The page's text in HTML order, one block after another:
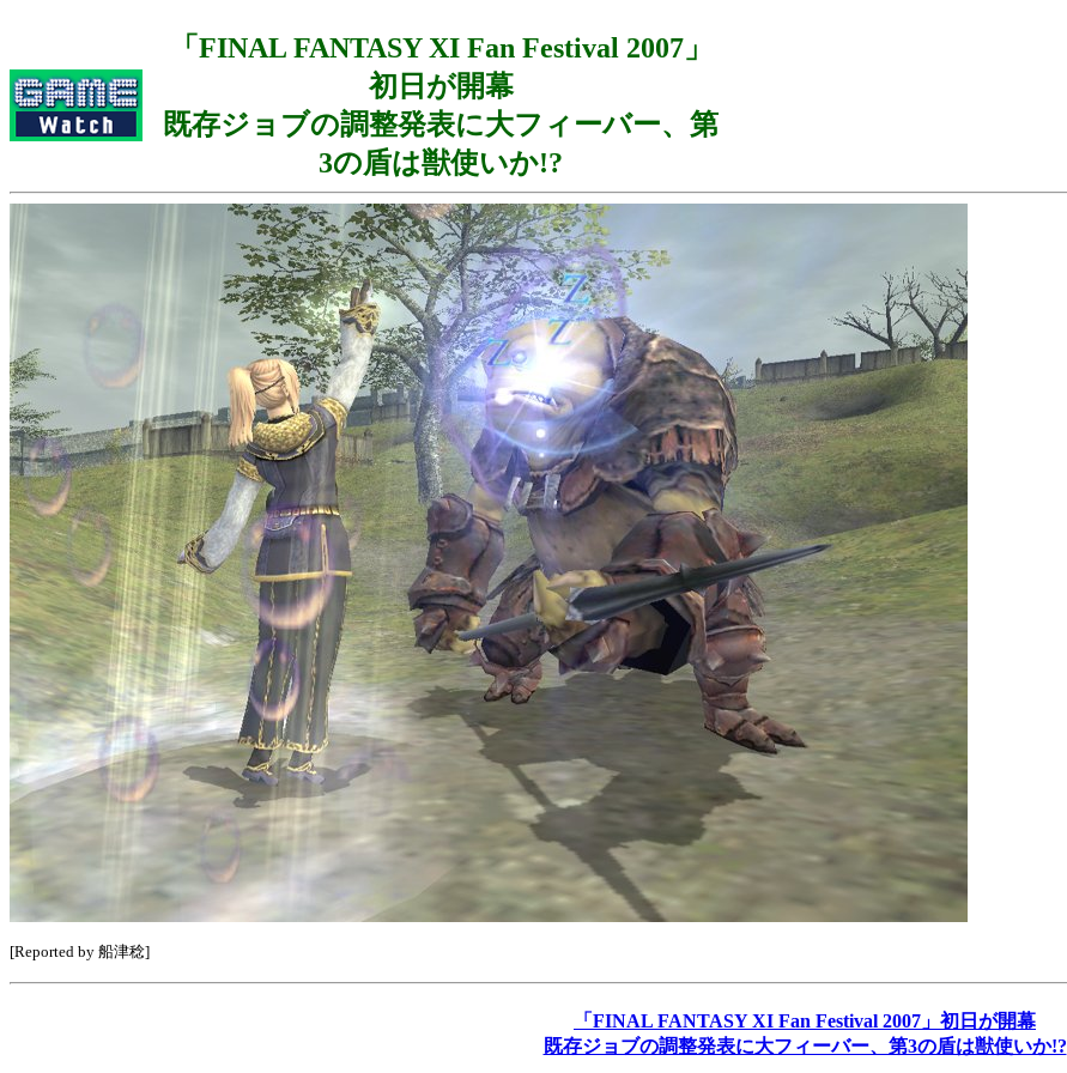
「FINAL FANTASY XI Fan Festival 2007」
初日が開幕
既存ジョブの調整発表に大フィーバー、第
3の盾は獣使いか!?
[Reported by 船津稔]
「FINAL FANTASY XI Fan Festival 2007」初日が開幕
既存ジョブの調整発表に大フィーバー、第3の盾は獣使いか!?